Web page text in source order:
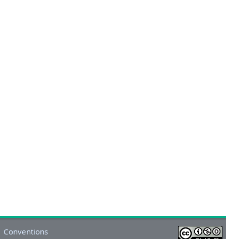
Conventions